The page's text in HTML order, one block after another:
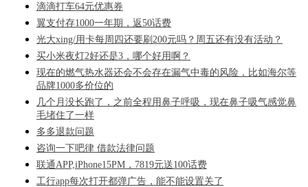
滴滴打车64元优惠券
翼支付存1000一年期，返50话费
光大xing/用卡每周四还要刷200元吗？周五还有没有活动？
买小米夜灯2好还是3，哪个好用啊？
现在的燃气热水器还会不会存在漏气中毒的风险，比如海尔等
品牌1000多价位的
几个月没长跑了，之前全程用鼻子呼吸，现在鼻子吸气感觉鼻
毛堵住了一样
多多退款问题
咨询一下吧律 借款法律问题
联通APP,iPhone15PM，7819元送100话费
工行app每次打开都弹广告，能不能设置关了